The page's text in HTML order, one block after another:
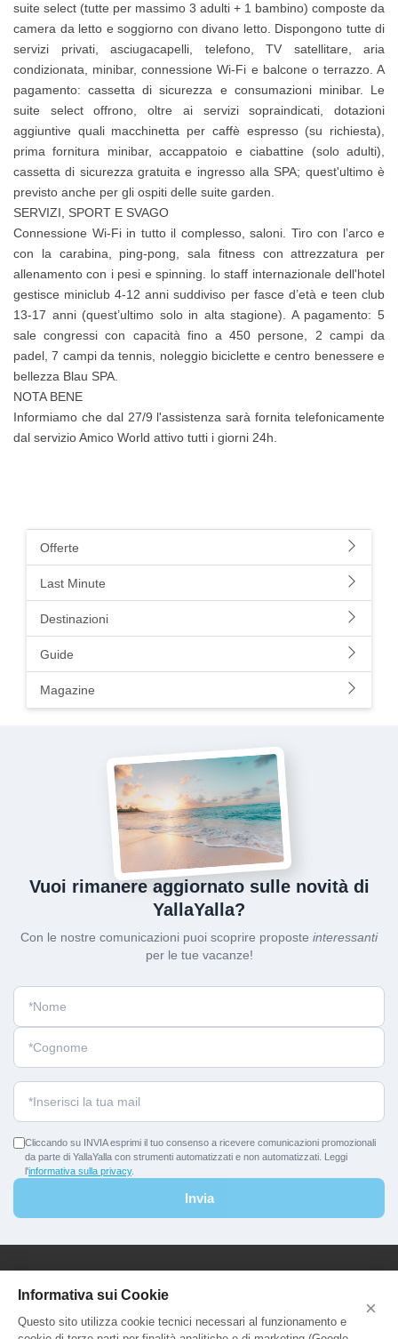
×
Informativa sui Cookie
Questo sito utilizza cookie tecnici necessari al funzionamento e
suite select (tutte per massimo 3 adulti + 1 bambino) composte da
camera da letto e soggiorno con divano letto. Dispongono tutte di
servizi privati, asciugacapelli, telefono, TV satellitare, aria
condizionata, minibar, connessione Wi-Fi e balcone o terrazzo. A
pagamento: cassetta di sicurezza e consumazioni minibar. Le
suite select offrono, oltre ai servizi sopraindicati, dotazioni
aggiuntive quali macchinetta per caffè espresso (su richiesta),
prima fornitura minibar, accappatoio e ciabattine (solo adulti),
cassetta di sicurezza gratuita e ingresso alla SPA; quest'ultimo è
previsto anche per gli ospiti delle suite garden.
SERVIZI, SPORT E SVAGO
Connessione Wi-Fi in tutto il complesso, saloni. Tiro con l’arco e
con la carabina, ping-pong, sala fitness con attrezzatura per
allenamento con i pesi e spinning. lo staff internazionale dell'hotel
gestisce miniclub 4-12 anni suddiviso per fasce d’età e teen club
13-17 anni (quest’ultimo solo in alta stagione). A pagamento: 5
sale congressi con capacità fino a 450 persone, 2 campi da
padel, 7 campi da tennis, noleggio biciclette e centro benessere e
bellezza Blau SPA.
NOTA BENE
Informiamo che dal 27/9 l'assistenza sarà fornita telefonicamente
dal servizio Amico World attivo tutti i giorni 24h.
Offerte
Last Minute
Destinazioni
Guide
Magazine
Vuoi rimanere aggiornato sulle novità di
YallaYalla?
Con le nostre comunicazioni puoi scoprire proposte interessanti
per le tue vacanze!
Cliccando su INVIA esprimi il tuo consenso a ricevere comunicazioni promozionali
da parte di YallaYalla con strumenti automatizzati e non automatizzati. Leggi
l'informativa sulla privacy.
Invia
YallaYalla - DICA Srl
Sede Legale e Agenzia al Pubblico: